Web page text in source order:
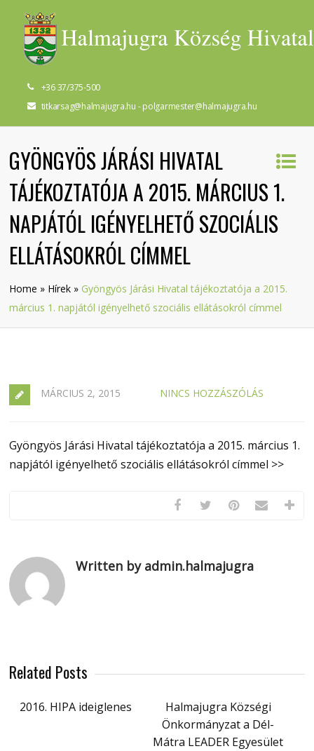
+36 37/375-500
titkarsag@halmajugra.hu - polgarmester@halmajugra.hu
GYÖNGYÖS JÁRÁSI HIVATAL
TÁJÉKOZTATÓJA A 2015. MÁRCIUS 1.
NAPJÁTÓL IGÉNYELHETŐ SZOCIÁLIS
ELLÁTÁSOKRÓL CÍMMEL
Home » Hírek » Gyöngyös Járási Hivatal tájékoztatója a 2015.
március 1. napjától igényelhető szociális ellátásokról címmel
MÁRCIUS 2, 2015 NINCS HOZZÁSZÓLÁS
Gyöngyös Járási Hivatal tájékoztatója a 2015. március 1.
napjától igényelhető szociális ellátásokról címmel >>
Written by admin.halmajugra
Related Posts
2016. HIPA ideiglenes
Halmajugra Községi
Önkormányzat a Dél-
Mátra LEADER Egyesület